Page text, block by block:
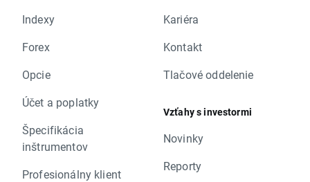
Indexy
Forex
Opcie
Účet a poplatky
Špecifikácia
inštrumentov
Profesionálny klient
Kariéra
Kontakt
Tlačové oddelenie
Vzťahy s investormi
Novinky
Reporty